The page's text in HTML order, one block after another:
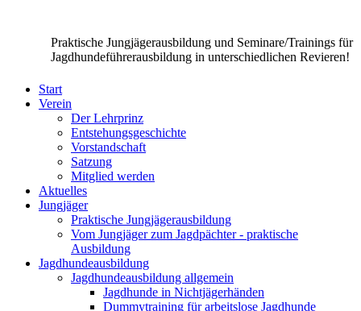
Praktische Jungjägerausbildung und Seminare/Trainings für
Jagdhundeführerausbildung in unterschiedlichen Revieren!
Start
Verein
Der Lehrprinz
Entstehungsgeschichte
Vorstandschaft
Satzung
Mitglied werden
Aktuelles
Jungjäger
Praktische Jungjägerausbildung
Vom Jungjäger zum Jagdpächter - praktische
Ausbildung
Jagdhundeausbildung
Jagdhundeausbildung allgemein
Jagdhunde in Nichtjägerhänden
Dummytraining für arbeitslose Jagdhunde